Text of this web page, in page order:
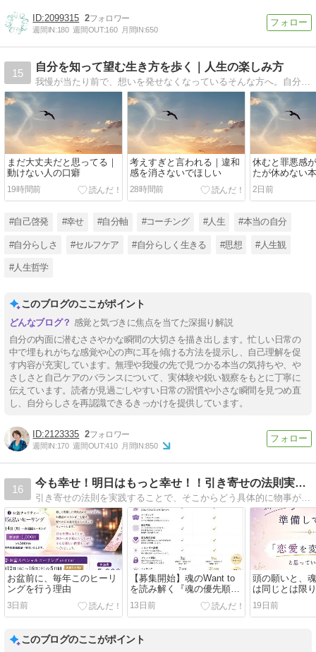
2099315 2
週間IN:180 週間OUT:160 月間IN:650
15
自分を知って望む生き方を歩く｜人生の楽しみ方
まだ大丈夫だと思ってる｜
動けない人の口癖
19時間前
考えすぎと言われる｜違和
感を消さないでほしい
28時間前
休むと罪悪感
たが休めない
2日前
#自己啓発 #幸せ #自分軸 #コーチング #人生 #本当の自分
#自分らしさ #セルフケア #自分らしく生きる #思想 #人生観
#人生哲学
このブログのここがポイント
感覚と気づきに焦点を当てた深掘り解説
自分の内面に潜むささやかな瞬間の大切さを描き出します。忙しい日常の
中で埋もれがちな感覚や心の声に耳を傾ける方法を提示し、自己理解を促
す内容が充実しています。無理や我慢の先で見つかる本当の気持ちや、や
さしさと自己ケアのバランスについて、実体験や鋭い観察をもとに丁寧に
伝えています。読者が見過ごしやすい日常の習慣や小さな瞬間を見つめ直
し、自分らしさを再認識できるきっかけを提供しています。
2123335 2
週間IN:170 週間OUT:410 月間IN:850
16
今も幸せ！明日はもっと幸せ！！引き寄せの法則実践日記
引き寄せの法則を実践することで、そこからどう具体的に物事が動いていくのか、ヒーリングや占いの見地からも書いていきます。
お盆前に、毎年このヒーリ
ングを行う理由
3日前
【募集開始】魂のWant to
を読み解く『魂の優先順位
診断』
13日前
頭の願いと、
は同じとは限
19日前
このブログのここがポイント